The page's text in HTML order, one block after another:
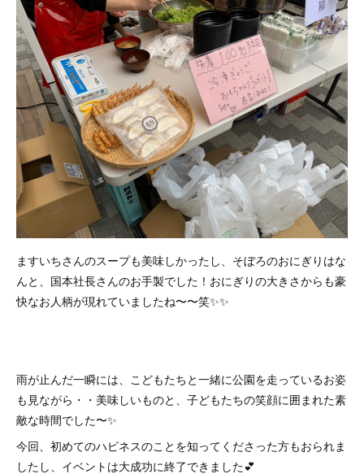
ますいちさんのスープも美味しかったし、そぼろのおにぎりはな
んと、国本社長さんのお手製でした！おにぎりの大きさからも豪
快なお人柄が現れていましたね〜〜笑✨✨
雨が止んだ一瞬には、こどもたちと一緒に公園を走っているお姿
も見ながら・・美味しいものと、子どもたちの笑顔に囲まれた素
敵な時間でした〜✨
今回、初めてのハピネスのことを知ってくださった方もおられま
したし、イベントは大成功に終了できました💕